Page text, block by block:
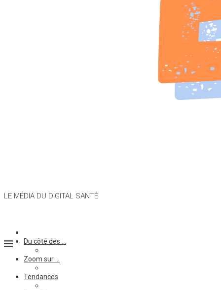
LE MÉDIA DU DIGITAL SANTÉ
Du côté des …
Zoom sur …
Tendances